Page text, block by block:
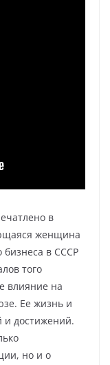
в
женщина
бизнеса в СССР
того
влияние на
Ее жизнь и
и достижений.
но и о